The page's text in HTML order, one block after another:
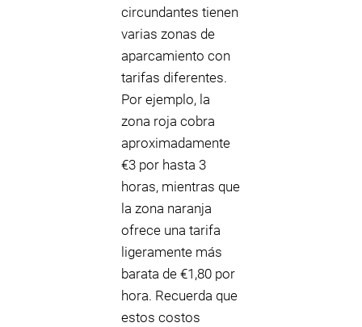
circundantes tienen
varias zonas de
aparcamiento con
tarifas diferentes.
Por ejemplo, la
zona roja cobra
aproximadamente
€3 por hasta 3
horas, mientras que
la zona naranja
ofrece una tarifa
ligeramente más
barata de €1,80 por
hora. Recuerda que
estos costos